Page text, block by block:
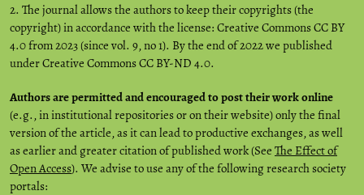
2. The journal allows the authors to keep their copyrights (the
copyright) in accordance with the license: Creative Commons CC BY
4.0 from 2023 (since vol. 9, no 1). By the end of 2022 we published
under Creative Commons CC BY-ND 4.0.
Authors are permitted and encouraged to post their work online
(e.g., in institutional repositories or on their website) only the final
version of the article, as it can lead to productive exchanges, as well
as earlier and greater citation of published work (See The Effect of
Open Access). We advise to use any of the following research society
portals: